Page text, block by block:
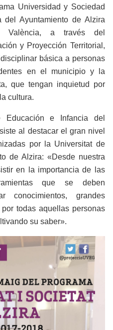
Universidad y Sociedad
Ayuntamiento de Alzira
a través del
y Proyección Territorial,
básica a personas
en el municipio y la
que tengan inquietud por
cultura.
Educación e Infancia del
al destacar el gran nivel
por la Universitat de
de Alzira: «Desde nuestra
en la importancia de las
que se deben
conocimientos, grandes
todas aquellas personas
su saber».